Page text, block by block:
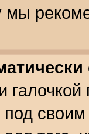
мы
галочкой
под